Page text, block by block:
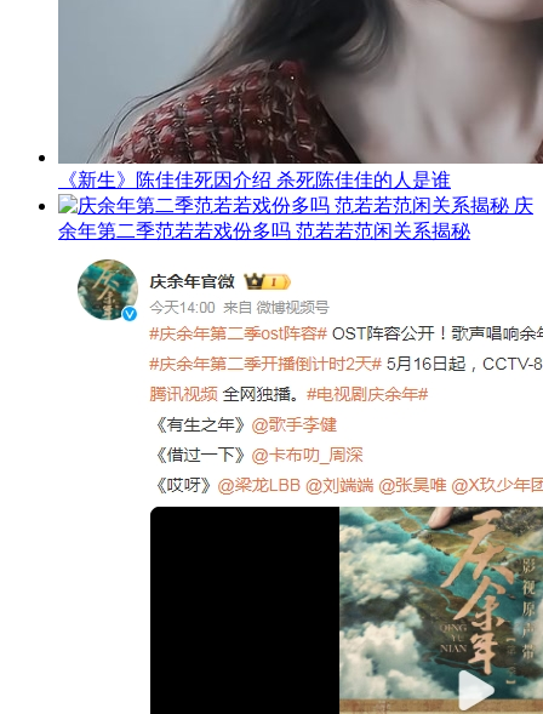
《新生》陈佳佳死因介绍 杀死陈佳佳的人是谁
庆
余年第二季范若若戏份多吗 范若若范闲关系揭秘